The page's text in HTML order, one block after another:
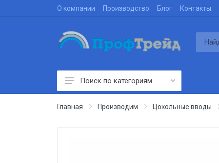
О компании Производство Блог Контакты
Производим
Поиск по категориям
Главная Производим Цокольные вводы